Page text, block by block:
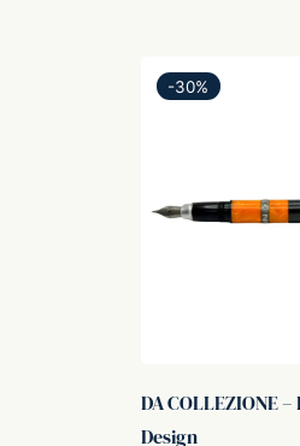
-30%
DA COLLEZIONE
Design